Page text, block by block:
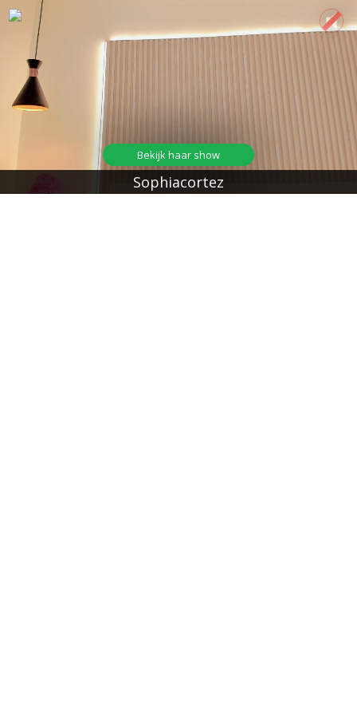
Sophiacortez
Bekijk haar show